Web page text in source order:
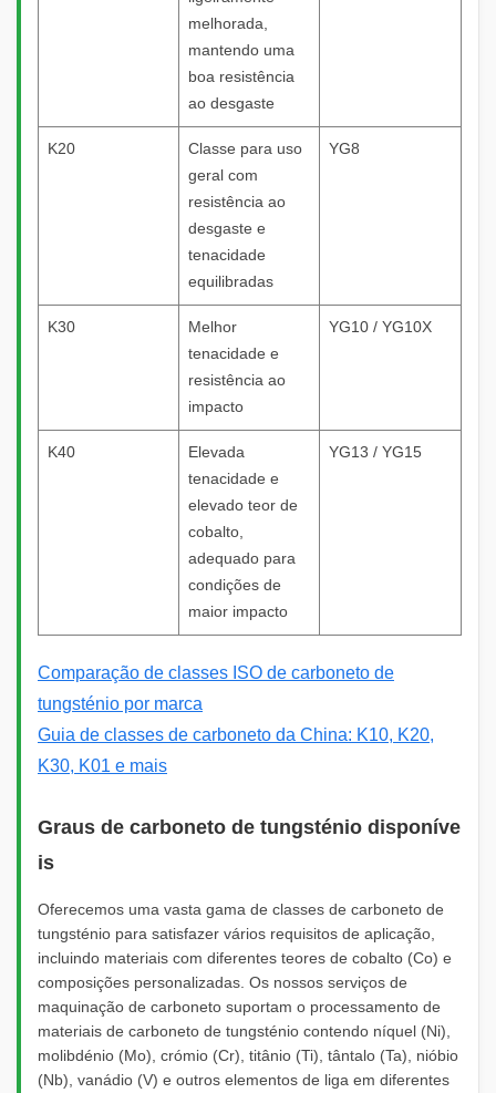
melhorada,
mantendo uma
boa resistência
ao desgaste
K20
Classe para uso
geral com
resistência ao
desgaste e
tenacidade
equilibradas
YG8
K30
Melhor
tenacidade e
resistência ao
impacto
YG10 / YG10X
K40
Elevada
tenacidade e
elevado teor de
cobalto,
adequado para
condições de
maior impacto
YG13 / YG15
Comparação de classes ISO de carboneto de
tungsténio por marca
Guia de classes de carboneto da China: K10, K20,
K30, K01 e mais
Graus de carboneto de tungsténio disponíve
is
Oferecemos uma vasta gama de classes de carboneto de
tungsténio para satisfazer vários requisitos de aplicação,
incluindo materiais com diferentes teores de cobalto (Co) e
composições personalizadas. Os nossos serviços de
maquinação de carboneto suportam o processamento de
materiais de carboneto de tungsténio contendo níquel (Ni),
molibdénio (Mo), crómio (Cr), titânio (Ti), tântalo (Ta), nióbio
(Nb), vanádio (V) e outros elementos de liga em diferentes